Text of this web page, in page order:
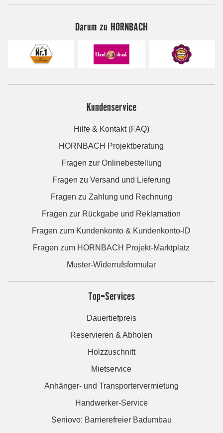
Darum zu HORNBACH
Kundenservice
Hilfe & Kontakt (FAQ)
HORNBACH Projektberatung
Fragen zur Onlinebestellung
Fragen zu Versand und Lieferung
Fragen zu Zahlung und Rechnung
Fragen zur Rückgabe und Reklamation
Fragen zum Kundenkonto & Kundenkonto-ID
Fragen zum HORNBACH Projekt-Marktplatz
Muster-Widerrufsformular
Top-Services
Dauertiefpreis
Reservieren & Abholen
Holzzuschnitt
Mietservice
Anhänger- und Transportervermietung
Handwerker-Service
Seniovo: Barrierefreier Badumbau